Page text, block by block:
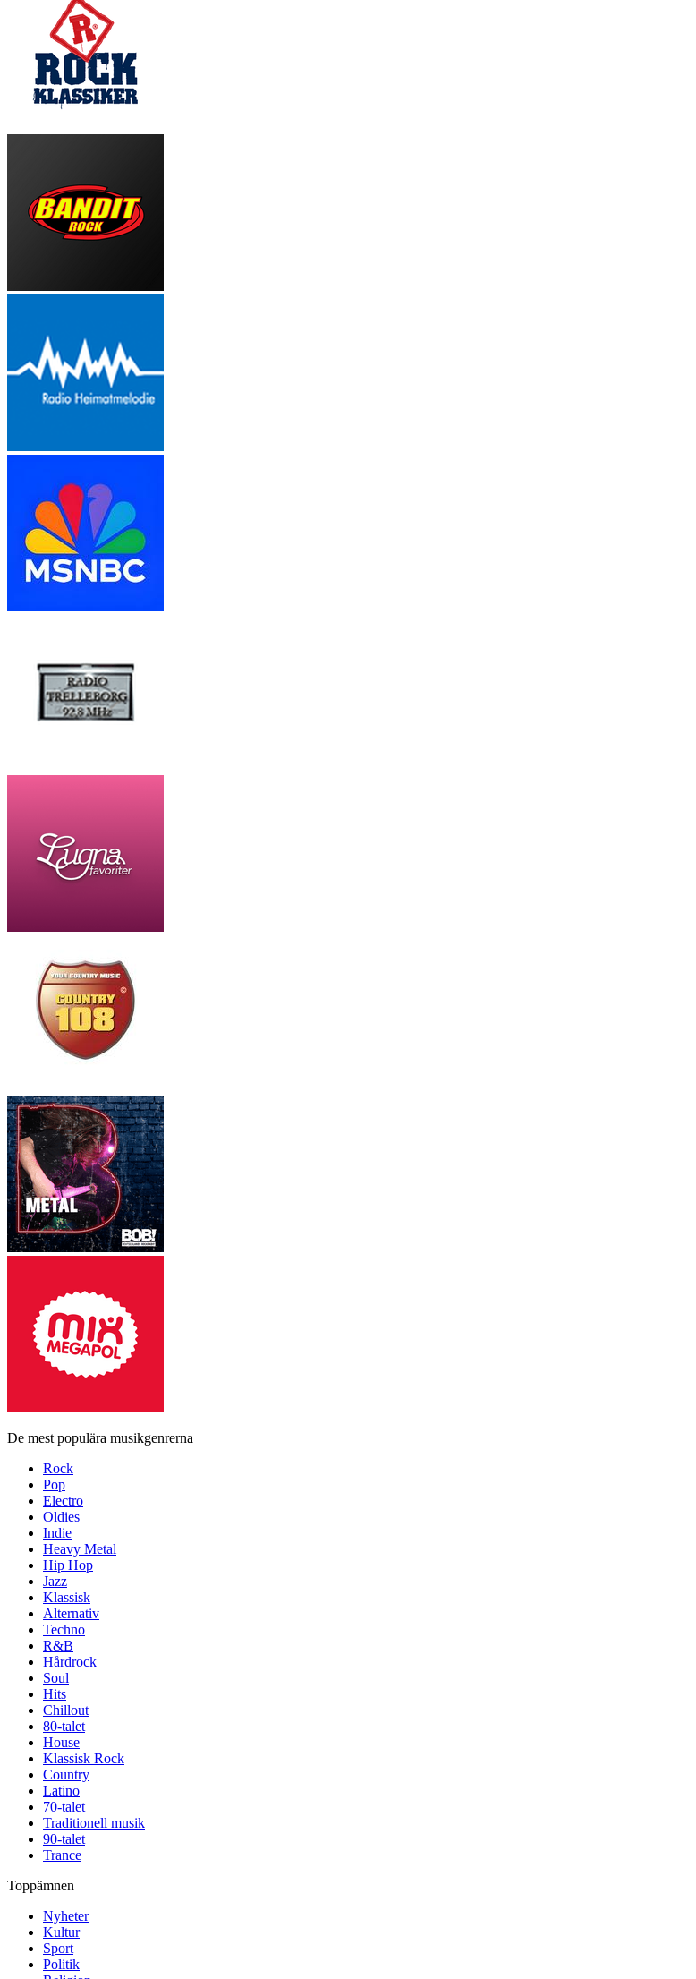
De mest populära musikgenrerna
Rock
Pop
Electro
Oldies
Indie
Heavy Metal
Hip Hop
Jazz
Klassisk
Alternativ
Techno
R&B
Hårdrock
Soul
Hits
Chillout
80-talet
House
Klassisk Rock
Country
Latino
70-talet
Traditionell musik
90-talet
Trance
Toppämnen
Nyheter
Kultur
Sport
Politik